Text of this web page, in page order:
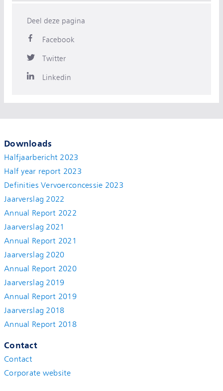
Deel deze pagina
Facebook
Twitter
Linkedin
Downloads
Halfjaarbericht 2023
Half year report 2023
Definities Vervoerconcessie 2023
Jaarverslag 2022
Annual Report 2022
Jaarverslag 2021
Annual Report 2021
Jaarverslag 2020
Annual Report 2020
Jaarverslag 2019
Annual Report 2019
Jaarverslag 2018
Annual Report 2018
Contact
Contact
Corporate website